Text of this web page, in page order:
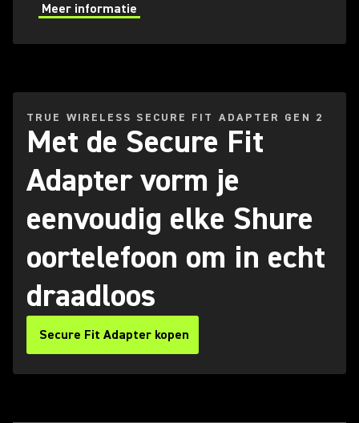
Meer informatie
TRUE WIRELESS SECURE FIT ADAPTER GEN 2
Met de Secure Fit
Adapter vorm je
eenvoudig elke Shure
oortelefoon om in echt
draadloos
Secure Fit Adapter kopen